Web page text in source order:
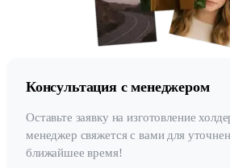
Консультация с менеджером
Оставьте заявку на изготовление
менеджер свяжется с вами для
ближайшее время!